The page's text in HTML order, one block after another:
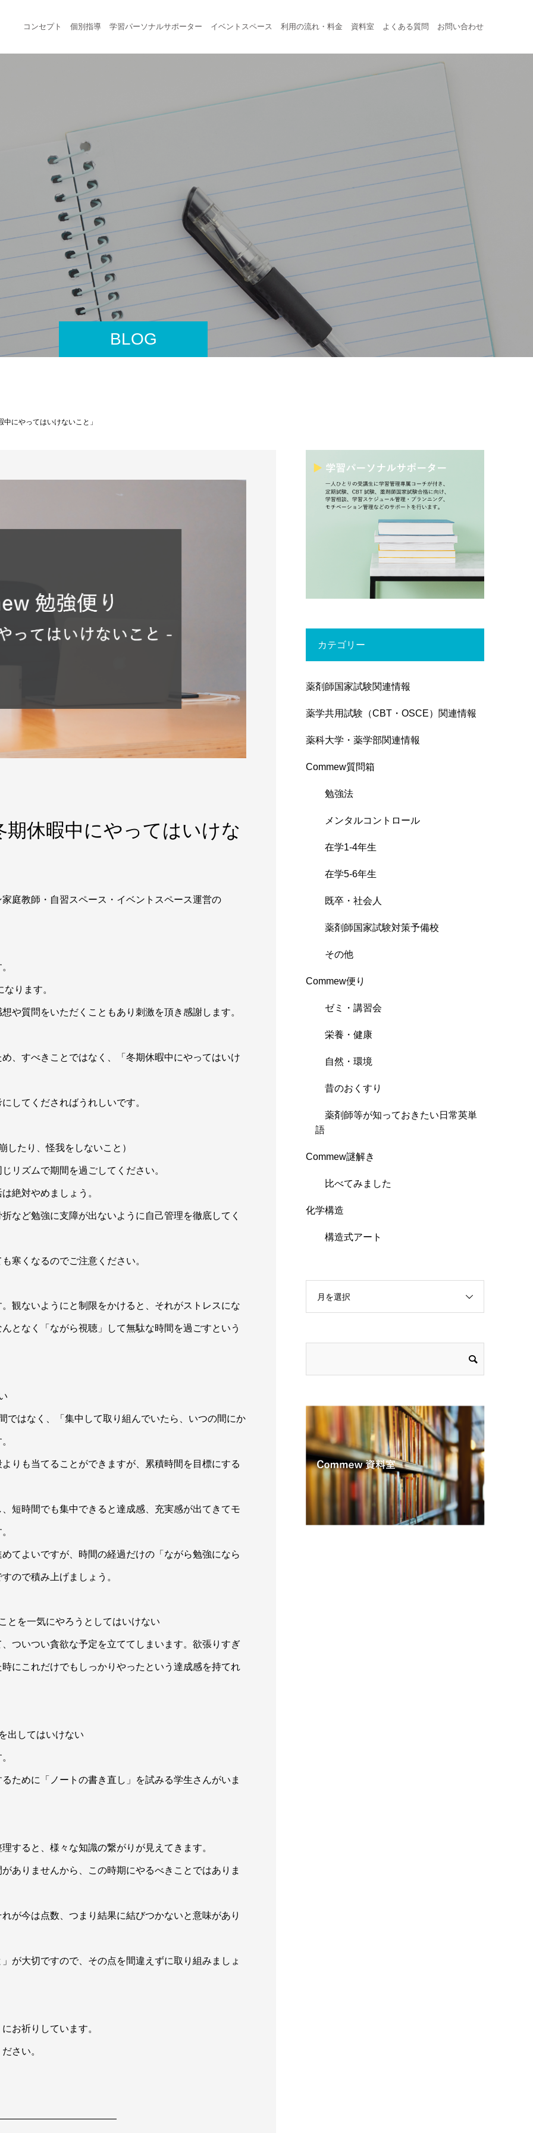
コンセプト 個別指導 学習パーソナルサポーター イベントスペース 利用の流れ・料金 資料室 よくある質問 お問い合わせ
BLOG
にやってはいけないこと」
休暇中にやってはいけな
庭教師・自習スペース・イベントスペース運営の
ります。
や質問をいただくこともあり刺激を頂き感謝します。
、すべきことではなく、「冬期休暇中にやってはいけ
してくださればうれしいです。
したり、怪我をしないこと）
リズムで期間を過ごしてください。
絶対やめましょう。
など勉強に支障が出ないように自己管理を徹底してく
寒くなるのでご注意ください。
観ないようにと制限をかけると、それがストレスにな
となく「ながら視聴」して無駄な時間を過ごすという
ではなく、「集中して取り組んでいたら、いつの間にか
りも当てることができますが、累積時間を目標にする
短時間でも集中できると達成感、充実感が出てきてモ
てよいですが、時間の経過だけの「ながら勉強になら
ので積み上げましょう。
とを一気にやろうとしてはいけない
ついつい貪欲な予定を立ててしまいます。欲張りすぎ
にこれだけでもしっかりやったという達成感を持てれ
出してはいけない
ために「ノートの書き直し」を試みる学生さんがいま
すると、様々な知識の繋がりが見えてきます。
ありませんから、この時期にやるべきことではありま
が今は点数、つまり結果に結びつかないと意味があり
が大切ですので、その点を間違えずに取り組みましょ
お祈りしています。
さい。
カテゴリー
薬剤師国家試験関連情報
薬学共用試験（CBT・OSCE）関連情報
薬科大学・薬学部関連情報
Commew質問箱
勉強法
メンタルコントロール
在学1-4年生
在学5-6年生
既卒・社会人
薬剤師国家試験対策予備校
その他
Commew便り
ゼミ・講習会
栄養・健康
自然・環境
昔のおくすり
薬剤師等が知っておきたい日常英単
語
Commew謎解き
比べてみました
化学構造
構造式アート
月を選択